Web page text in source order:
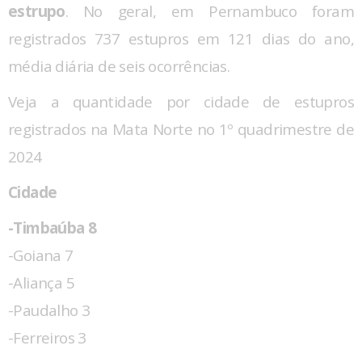
estrupo. No geral, em Pernambuco foram
registrados 737 estupros em 121 dias do ano,
média diária de seis ocorrências.
Veja a quantidade por cidade de estupros
registrados na Mata Norte no 1º quadrimestre de
2024
Cidade
-Timbaúba 8
-Goiana 7
-Aliança 5
-Paudalho 3
-Ferreiros 3